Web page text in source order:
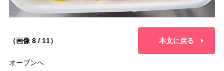
（画像 8 / 11） 本文に戻る
オーブンへ